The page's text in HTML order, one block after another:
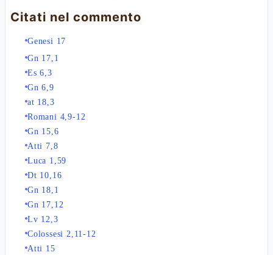
Citati nel commento
Genesi 17
Gn 17,1
Es 6,3
Gn 6,9
at 18,3
Romani 4,9-12
Gn 15,6
Atti 7,8
Luca 1,59
Dt 10,16
Gn 18,1
Gn 17,12
Lv 12,3
Colossesi 2,11-12
Atti 15